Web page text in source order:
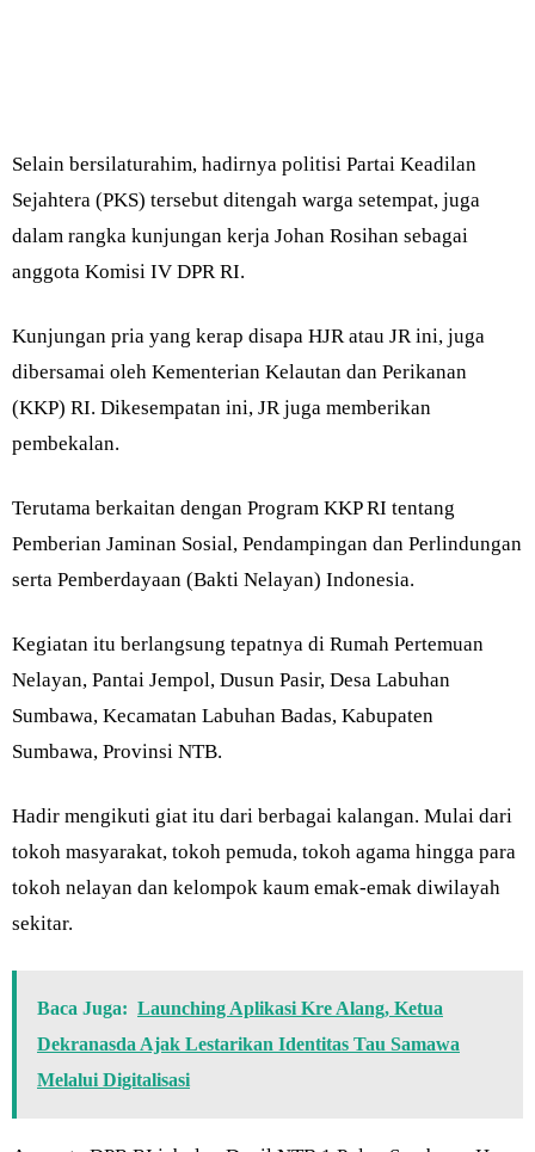
Selain bersilaturahim, hadirnya politisi Partai Keadilan
Sejahtera (PKS) tersebut ditengah warga setempat, juga
dalam rangka kunjungan kerja Johan Rosihan sebagai
anggota Komisi IV DPR RI.
Kunjungan pria yang kerap disapa HJR atau JR ini, juga
dibersamai oleh Kementerian Kelautan dan Perikanan
(KKP) RI. Dikesempatan ini, JR juga memberikan
pembekalan.
Terutama berkaitan dengan Program KKP RI tentang
Pemberian Jaminan Sosial, Pendampingan dan Perlindungan
serta Pemberdayaan (Bakti Nelayan) Indonesia.
Kegiatan itu berlangsung tepatnya di Rumah Pertemuan
Nelayan, Pantai Jempol, Dusun Pasir, Desa Labuhan
Sumbawa, Kecamatan Labuhan Badas, Kabupaten
Sumbawa, Provinsi NTB.
Hadir mengikuti giat itu dari berbagai kalangan. Mulai dari
tokoh masyarakat, tokoh pemuda, tokoh agama hingga para
tokoh nelayan dan kelompok kaum emak-emak diwilayah
sekitar.
Baca Juga: Launching Aplikasi Kre Alang, Ketua
Dekranasda Ajak Lestarikan Identitas Tau Samawa
Melalui Digitalisasi